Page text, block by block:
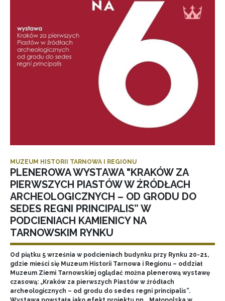
MUZEUM HISTORII TARNOWA I REGIONU
PLENEROWA WYSTAWA "KRAKÓW ZA
PIERWSZYCH PIASTÓW W ŹRÓDŁACH
ARCHEOLOGICZNYCH – OD GRODU DO
SEDES REGNI PRINCIPALIS” W
PODCIENIACH KAMIENICY NA
TARNOWSKIM RYNKU
Od piątku 5 września w podcieniach budynku przy Rynku 20-21,
gdzie mieści się Muzeum Historii Tarnowa i Regionu – oddział
Muzeum Ziemi Tarnowskiej oglądać można plenerową wystawę
czasową: „Kraków za pierwszych Piastów w źródłach
archeologicznych – od grodu do sedes regni principalis”.